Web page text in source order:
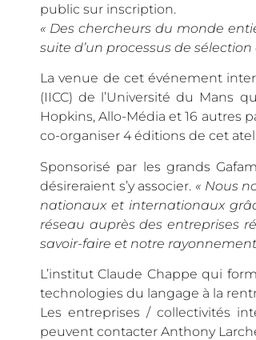
public sur inscription.
« Des chercheurs du monde
suite d’un processus de
La venue de cet événement
(IICC) de l’Université du Mans
Hopkins, Allo-Média et 16 autres
co-organiser 4 éditions de cet
Sponsorisé par les grands
désireraient s’y associer. « Nous
nationaux et internationaux
réseau auprès des entreprises
savoir-faire et notre
L’institut Claude Chappe qui
technologies du langage à la
Les entreprises / collectivités
peuvent contacter Anthony